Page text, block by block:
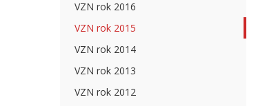
VZN rok 2016
VZN rok 2015
VZN rok 2014
VZN rok 2013
VZN rok 2012